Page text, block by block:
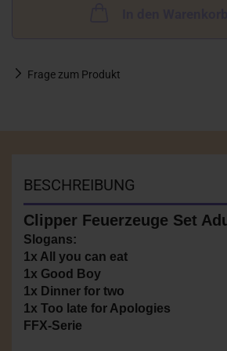
Frage zum Produkt
BESCHREIBUNG
Clipper Feuerzeuge Set
Slogans:
1x All you can eat
1x Good Boy
1x Dinner for two
1x Too late for Apologies
FFX-Serie